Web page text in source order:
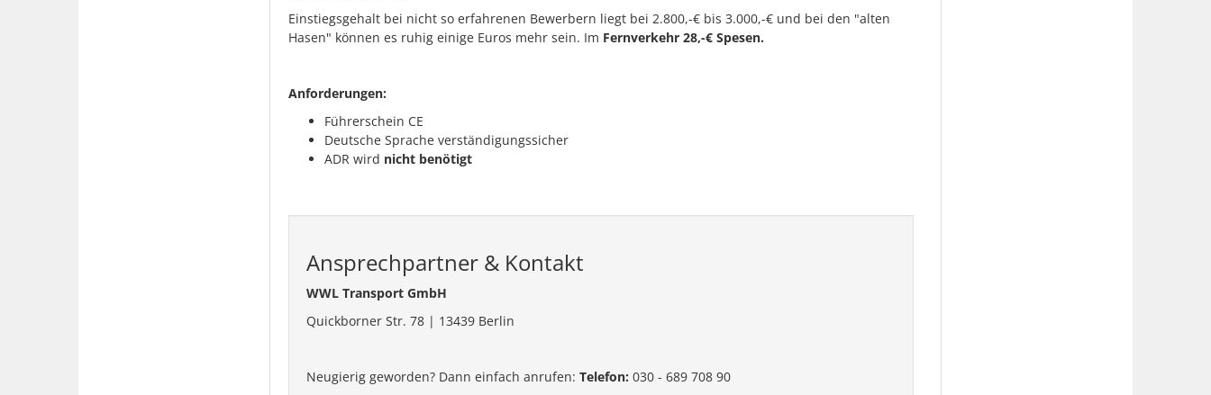
Einstiegsgehalt bei nicht so erfahrenen Bewerbern liegt bei 2.800,-€ bis 3.000,-€ und bei den "alten
Hasen" können es ruhig einige Euros mehr sein. Im Fernverkehr 28,-€ Spesen.
Anforderungen:
Führerschein CE
Deutsche Sprache verständigungssicher
ADR wird nicht benötigt
Ansprechpartner & Kontakt
WWL Transport GmbH
Quickborner Str. 78 | 13439 Berlin
Neugierig geworden? Dann einfach anrufen: Telefon: 030 - 689 708 90